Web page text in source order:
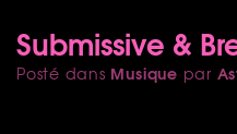
Submissive &
Posté dans Musique par